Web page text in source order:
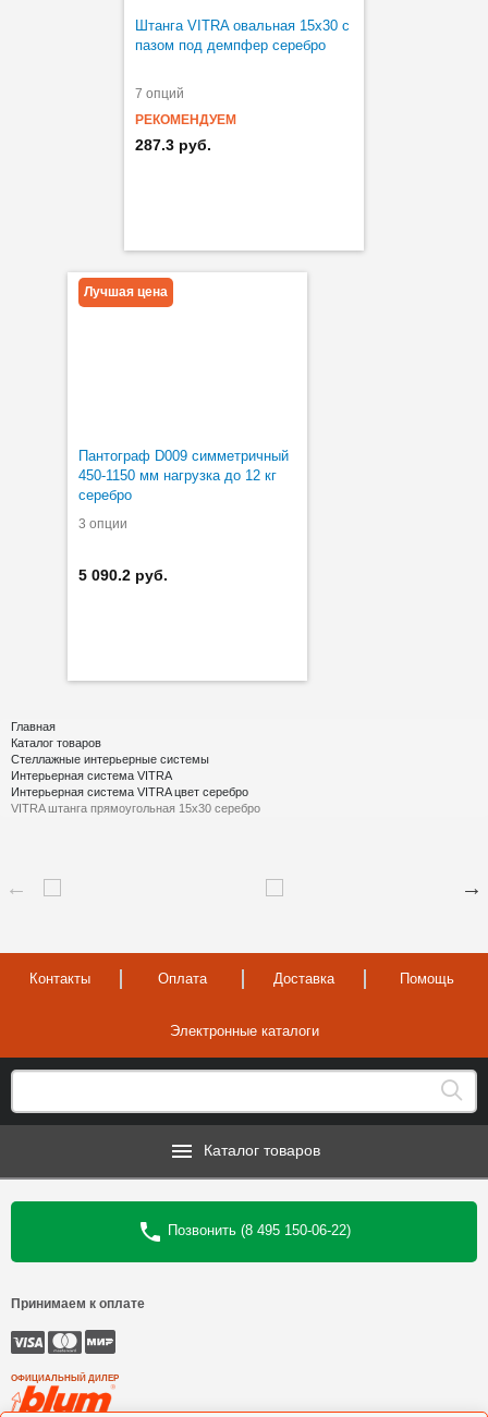
Штанга VITRA овальная 15х30 с
пазом под демпфер серебро
7 опций
РЕКОМЕНДУЕМ
287.3 руб.
Лучшая цена
Пантограф D009 симметричный
450-1150 мм нагрузка до 12 кг
серебро
3 опции
5 090.2 руб.
Главная
Каталог товаров
Стеллажные интерьерные системы
Интерьерная система VITRA
Интерьерная система VITRA цвет серебро
VITRA штанга прямоугольная 15х30 серебро
Контакты Оплата Доставка Помощь
Электронные каталоги
Каталог товаров
Позвонить (8 495 150-06-22)
Принимаем к оплате
ОФИЦИАЛЬНЫЙ ДИЛЕР